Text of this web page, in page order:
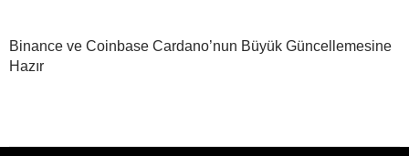
Binance ve Coinbase Cardano’nun Büyük Güncellemesine
Hazır